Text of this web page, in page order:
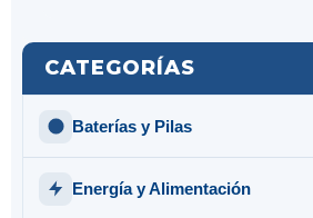
CATEGORÍAS
Baterías y Pilas
Energía y Alimentación